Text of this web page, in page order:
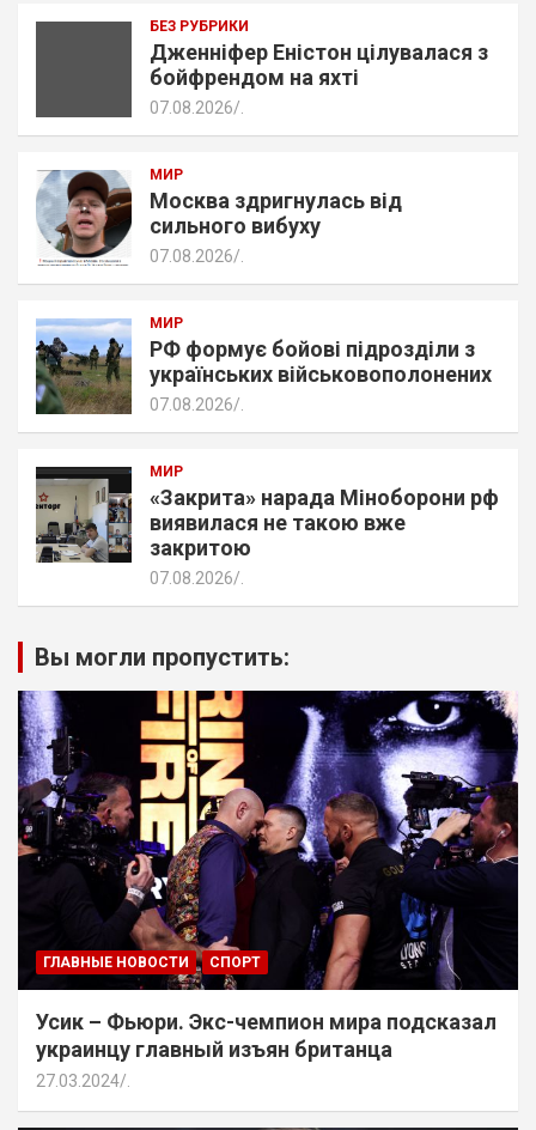
БЕЗ РУБРИКИ
Дженніфер Еністон цілувалася з
бойфрендом на яхті
07.08.2026
МИР
Москва здригнулась від
сильного вибуху
07.08.2026
МИР
РФ формує бойові підрозділи з
українських військовополонених
07.08.2026
МИР
«Закрита» нарада Міноборони рф
виявилася не такою вже
закритою
07.08.2026
Вы могли пропустить:
ГЛАВНЫЕ НОВОСТИ СПОРТ
Усик – Фьюри. Экс-чемпион мира подсказал
украинцу главный изъян британца
27.03.2024 .